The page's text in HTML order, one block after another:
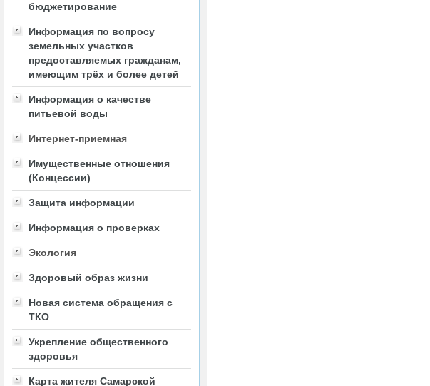
бюджетирование
Информация по вопросу
земельных участков
предоставляемых гражданам,
имеющим трёх и более детей
Информация о качестве
питьевой воды
Интернет-приемная
Имущественные отношения
(Концессии)
Защита информации
Информация о проверках
Экология
Здоровый образ жизни
Новая система обращения с
ТКО
Укрепление общественного
здоровья
Карта жителя Самарской